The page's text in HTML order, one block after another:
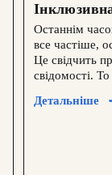
Останнім
все частіше,
Це свідчить
свідомості.
Детальніше